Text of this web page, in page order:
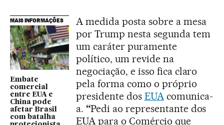
MAIS INFORMAÇÕES
Embate
comercial
entre EUA e
China pode
afetar Brasil
com batalha
A medida posta sobre a mesa
por Trump nesta segunda tem
um caráter puramente
político, um revide na
negociação, e isso fica claro
pela forma como o próprio
presidente dos EUAcomunica-
a. “Pedi ao representante dos
EUA para o Comércio que